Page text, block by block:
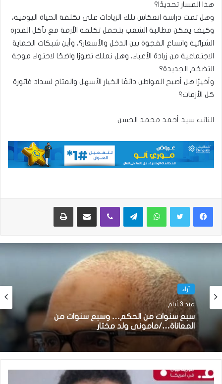
هذا المسار تحديدًا؟
وهل تمت دراسة انعكاس تلك الزيادات على تكلفة الحياة اليومية،
وكيف يمكن مطالبة الشعب بتحمل تكلفة الأزمة مع تآكل القدرة
الشرائية واتساع الفجوة بين الدخل والأسعار؟، وأين شبكات الحماية
الاجتماعية من زيادة الأعباء، وهل نملك تصورًا واضحًا لاحتواء موجة
التضخم الجديدة؟
وأخيرًا هل أصبح المواطن دائمًا الخيار الأسهل والمتاح لسداد فاتورة
كل الأزمات؟
النائب سيد أحمد محمد الحسن
واتساب تيلقرام ڤايبر مشاركة عبر البريد طباعة
آراء
منذ 3 أيام
سبع سنوات من الحكم… وسبع سنوات من
المعاناة…/مامونى ولد مختار
آراء
منذ أسبوع واحد
معاناة المواطنين بين أبواب الإدارات المغلقة
وحقهم في الوصول إلى المسؤول